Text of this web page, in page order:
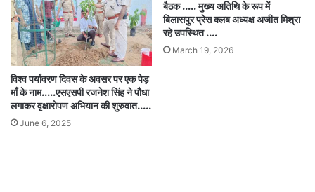
विश्व पर्यावरण दिवस के अवसर पर एक पेड़
माँ के नाम…..एसएसपी रजनेश सिंह ने पौधा
लगाकर वृक्षारोपण अभियान की शुरुवात…..
June 6, 2025
बैठक ….. मुख्य अतिथि के रूप में
बिलासपुर प्रेस क्लब अध्यक्ष अजीत मिश्रा
रहे उपस्थित ….
March 19, 2026